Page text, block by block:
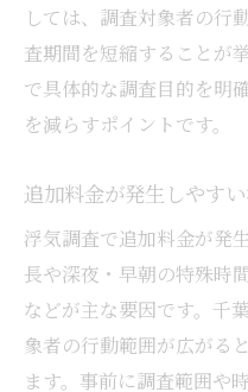
浮気調査後に受
調査後サポー
方
浮気調査後の弁
浮気調査結果の
要性
安心できる浮
万全
浮気調査のア
しては、調査対象者の行
査期間を短縮することが
で具体的な調査目的を明
を減らすポイントです。
追加料金が発生しやす
浮気調査で追加料金が発
長や深夜・早朝の特殊時
などが主な要因です。千
象者の行動範囲が広がる
ます。事前に調査範囲や